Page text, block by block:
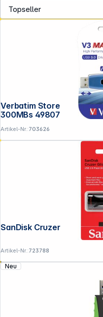
Verbatim Store n Go V3 MAX 64GB USB 3.0
300MBs 49807
Artikel-Nr.:703626
Artikel-Nr.:723788
Neu
Service